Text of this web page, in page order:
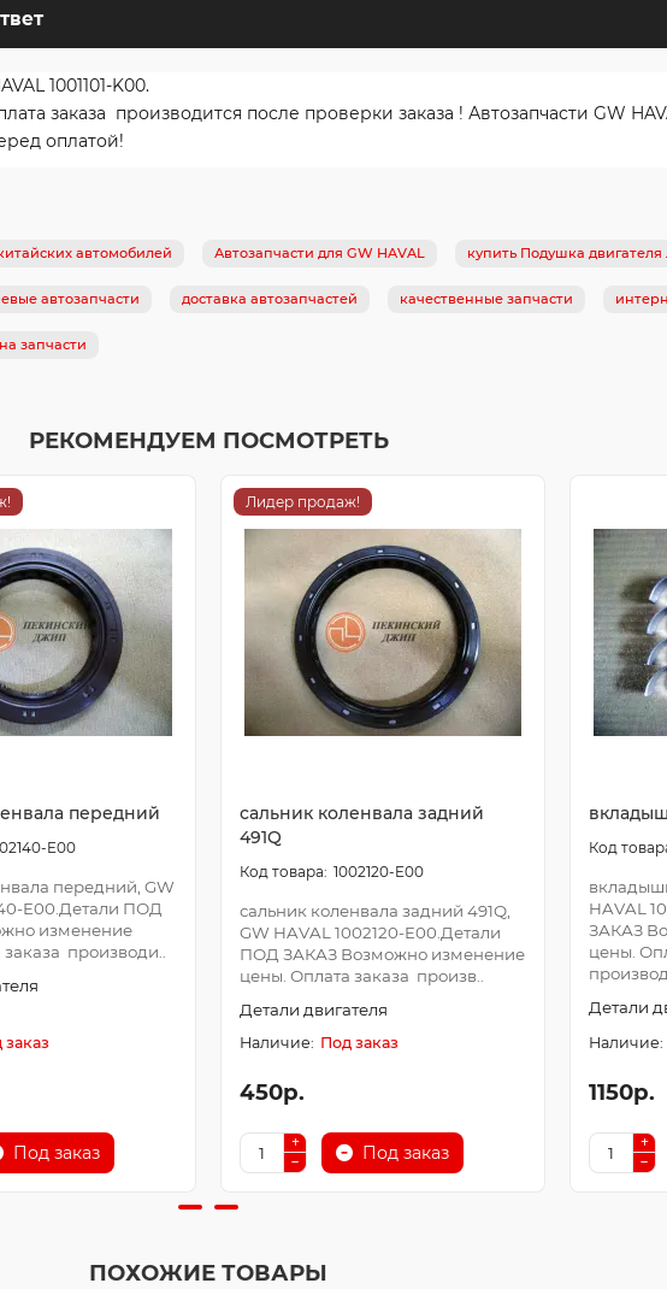
1001101-K00.
заказа производится после проверки заказа ! Автозапчасти GW
оплатой!
автомобилей Автозапчасти для GW HAVAL купить Подушка двигателя
автозапчасти доставка автозапчастей качественные запчасти
запчасти
РЕКОМЕНДУЕМ ПОСМОТРЕТЬ
передний
E00
передний, GW
E00.Детали ПОД
изменение
производи..
заказ
Под заказ
Лидер продаж!
сальник коленвала задний
491Q
1002120-E00
сальник коленвала задний 491Q,
GW HAVAL 1002120-E00.Детали
ПОД ЗАКАЗ Возможно изменение
цены. Оплата заказа произв..
Детали двигателя
Под заказ
450р.
Под заказ
HAVAL
ЗАКАЗ
цены.
Детали
1150р.
ПОХОЖИЕ ТОВАРЫ